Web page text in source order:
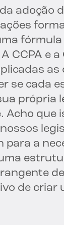
adoção
CCPA e a
as
se cada
própria
Acho que
para a
de criar